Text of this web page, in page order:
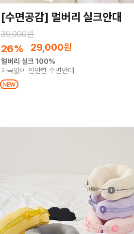
[수면공감] 멀버리 실크안대
39,000원
26% 29,000원
멀버리 실크 100%
자극없이 편안한 수면안대